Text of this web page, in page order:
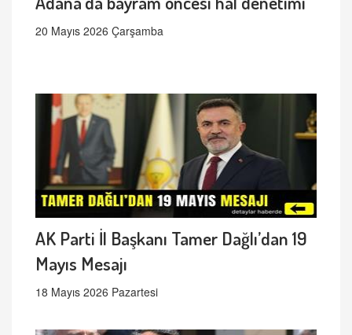
20 Mayıs 2026 Çarşamba
AK Parti İl Başkanı Tamer Dağlı’dan 19
Mayıs Mesajı
18 Mayıs 2026 Pazartesi